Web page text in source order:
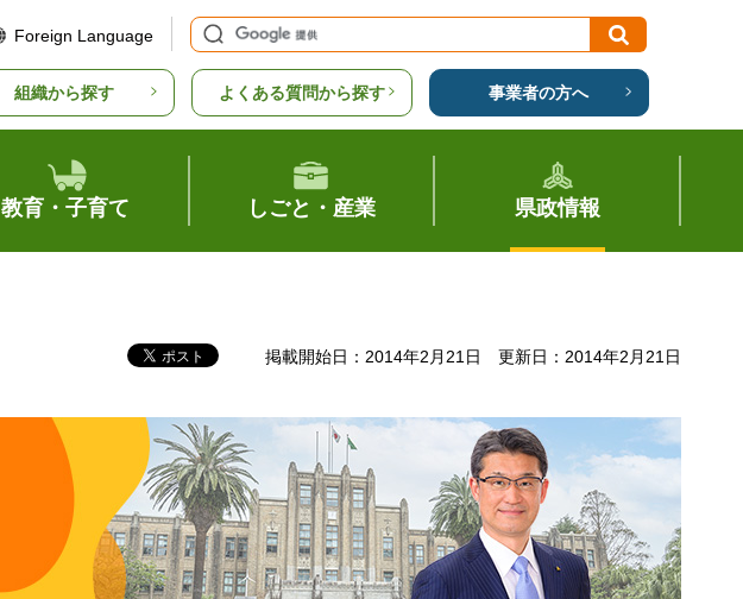
Foreign Language
組織から探す よくある質問から探す 事業者の方へ
教育・子育て しごと・産業 県政情報
掲載開始日：2014年2月21日 更新日：2014年2月21日